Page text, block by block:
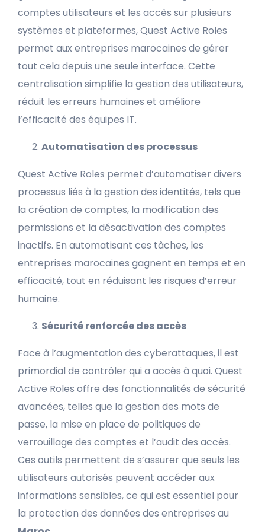
comptes utilisateurs et les accès sur plusieurs
systèmes et plateformes, Quest Active Roles
permet aux entreprises marocaines de gérer
tout cela depuis une seule interface. Cette
centralisation simplifie la gestion des utilisateurs,
réduit les erreurs humaines et améliore
l’efficacité des équipes IT.
Automatisation des processus
Quest Active Roles permet d’automatiser divers
processus liés à la gestion des identités, tels que
la création de comptes, la modification des
permissions et la désactivation des comptes
inactifs. En automatisant ces tâches, les
entreprises marocaines gagnent en temps et en
efficacité, tout en réduisant les risques d’erreur
humaine.
Sécurité renforcée des accès
Face à l’augmentation des cyberattaques, il est
primordial de contrôler qui a accès à quoi. Quest
Active Roles offre des fonctionnalités de sécurité
avancées, telles que la gestion des mots de
passe, la mise en place de politiques de
verrouillage des comptes et l’audit des accès.
Ces outils permettent de s’assurer que seuls les
utilisateurs autorisés peuvent accéder aux
informations sensibles, ce qui est essentiel pour
la protection des données des entreprises au